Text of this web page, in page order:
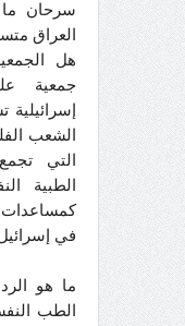
سرحان
العراق
هل
جمعية
الشعب
التي
الطبية
كمساعدات
في
ما هو
الطب